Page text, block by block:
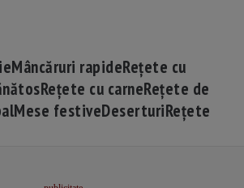
Mâncăruri rapideRețete cu
Rețete cu carneRețete de
Mese festiveDeserturiRețete